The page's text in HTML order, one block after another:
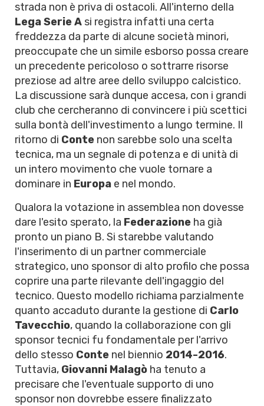
strada non è priva di ostacoli. All'interno della
Lega Serie A si registra infatti una certa
freddezza da parte di alcune società minori,
preoccupate che un simile esborso possa creare
un precedente pericoloso o sottrarre risorse
preziose ad altre aree dello sviluppo calcistico.
La discussione sarà dunque accesa, con i grandi
club che cercheranno di convincere i più scettici
sulla bontà dell'investimento a lungo termine. Il
ritorno di Conte non sarebbe solo una scelta
tecnica, ma un segnale di potenza e di unità di
un intero movimento che vuole tornare a
dominare in Europa e nel mondo.
Qualora la votazione in assemblea non dovesse
dare l'esito sperato, la Federazione ha già
pronto un piano B. Si starebbe valutando
l'inserimento di un partner commerciale
strategico, uno sponsor di alto profilo che possa
coprire una parte rilevante dell'ingaggio del
tecnico. Questo modello richiama parzialmente
quanto accaduto durante la gestione di Carlo
Tavecchio, quando la collaborazione con gli
sponsor tecnici fu fondamentale per l'arrivo
dello stesso Conte nel biennio 2014-2016.
Tuttavia, Giovanni Malagò ha tenuto a
precisare che l'eventuale supporto di uno
sponsor non dovrebbe essere finalizzato